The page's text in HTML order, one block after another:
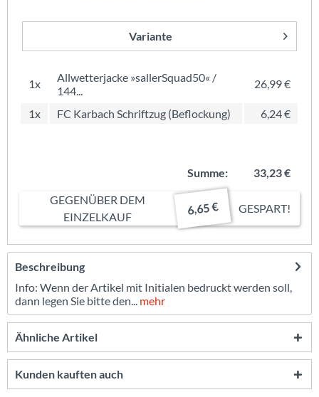
Variante
1x
Allwetterjacke »sallerSquad50« /
144...
26,99 €
1x FC Karbach Schriftzug (Beflockung) 6,24 €
Summe:
33,23 €
GEGENÜBER DEM
EINZELKAUF
6,65 € GESPART!
Beschreibung
Info: Wenn der Artikel mit Initialen bedruckt werden soll,
dann legen Sie bitte den... mehr
Ähnliche Artikel
Kunden kauften auch